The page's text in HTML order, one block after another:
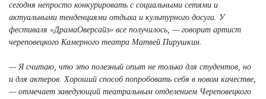
сегодня непросто конкурировать с социальными сетями и
актуальными тенденциями отдыха и культурного досуга. У
фестиваля «ДрамаОверсайз» все получилось, — говорит артист
череповецкого Камерного театра Матвей Пирушкин.
— Я считаю, что это полезный опыт не только для студентов, но
и для актеров. Хороший способ попробовать себя в новом качестве,
— отмечает заведующий театральным отделением Череповецкого